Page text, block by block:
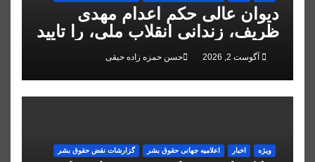
دیوان عالی حکم اعدام مهدی
ظریف، زندانی انقلاب ملی، را تایید
کردآگوست 2, 2026 حسن حمزه زاده حیقی
ویژه اخبار اعلاميه جهانی حقوق بشر گزارشات نقض حقوق بشر